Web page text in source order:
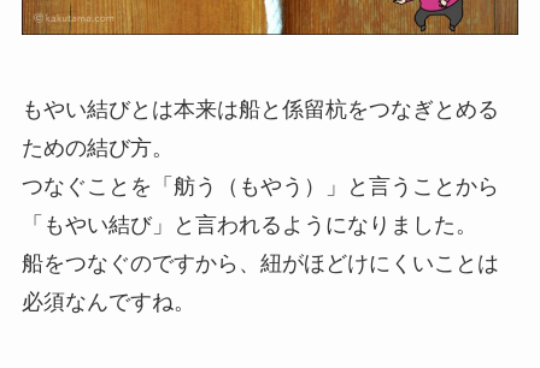
もやい結びとは本来は船と係留杭をつなぎとめる
ための結び方。
つなぐことを 「舫う（もやう）」
と言うことから
「もやい結び」
と言われるようになりました。
船をつなぐのですから、紐がほどけにくいことは
必須なんですね。